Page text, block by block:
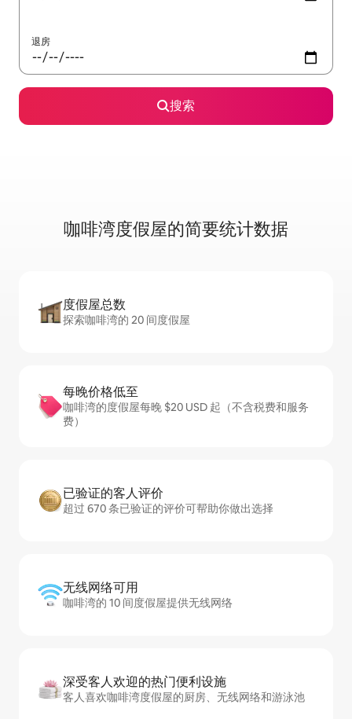
退房
搜索
咖啡湾度假屋的简要统计数据
度假屋总数
探索咖啡湾的 20 间度假屋
每晚价格低至
咖啡湾的度假屋每晚 $20 USD 起（不含税费和服务
费）
已验证的客人评价
超过 670 条已验证的评价可帮助你做出选择
无线网络可用
咖啡湾的 10 间度假屋提供无线网络
深受客人欢迎的热门便利设施
客人喜欢咖啡湾度假屋的厨房、无线网络和游泳池